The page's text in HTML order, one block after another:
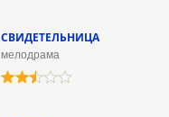
СВИДЕТЕЛЬНИЦА
мелодрама